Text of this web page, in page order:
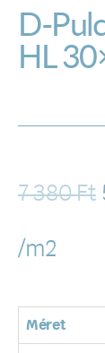
D-
HL
7 380Ft
/m2
Méret